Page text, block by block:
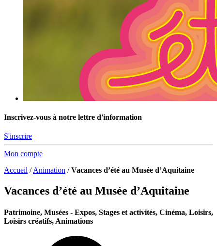
Inscrivez-vous à notre lettre d'information
S'inscrire
Mon compte
Accueil /Animation /Vacances d’été au Musée d’Aquitaine
Vacances d’été au Musée d’Aquitaine
Patrimoine, Musées - Expos, Stages et activités, Cinéma, Loisirs,
Loisirs créatifs, Animations